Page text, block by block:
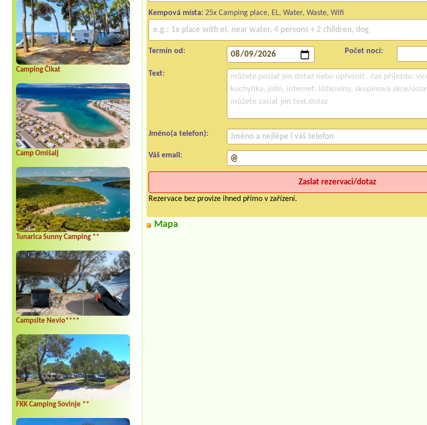
Camping Čikat
Camp Omišalj
Tunarica Sunny Camping **
Campsite Nevio****
FKK Camping Sovinje **
Kempová místa: 25x Camping place, EL, Water, Waste, Wifi
Termín od: Počet nocí:
Text:
Jméno(a telefon):
Váš email:
Rezervace bez provize ihned přímo v zařízení.
Mapa